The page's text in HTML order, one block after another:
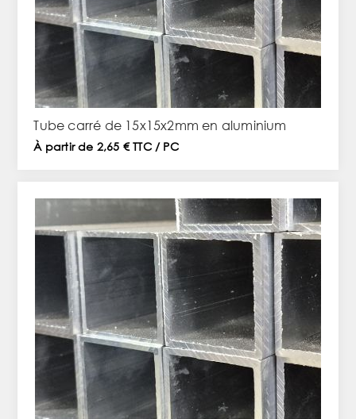
Tube carré de 15x15x2mm en aluminium
À partir de 2,65 € TTC / PC